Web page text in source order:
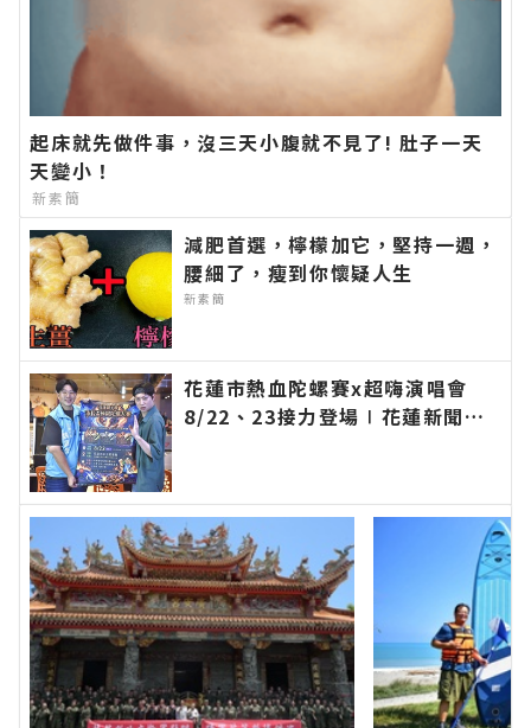
起床就先做件事，沒三天小腹就不見了! 肚子一天
天變小！
新素簡
減肥首選，檸檬加它，堅持一週，
腰細了，瘦到你懷疑人生
新素簡
花蓮市熱血陀螺賽x超嗨演唱會
8/22、23接力登場∣花蓮新聞網